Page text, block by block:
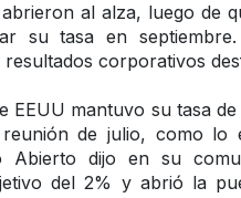
al alza, luego de
su tasa en
corporativos
EEUU mantuvo su tasa
de julio, como lo
Abierto dijo en su
del 2% y abrió la